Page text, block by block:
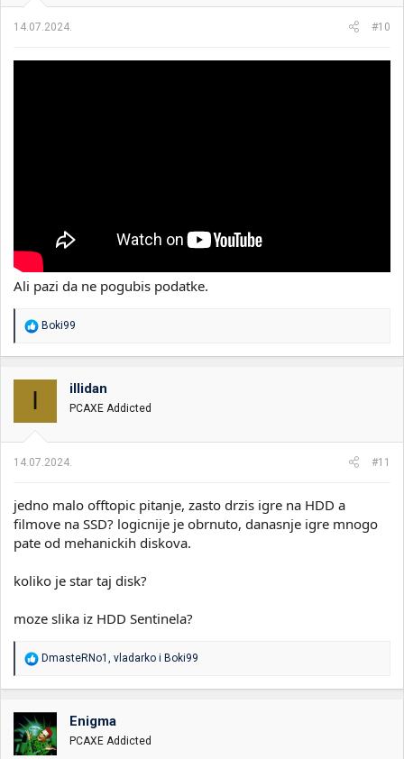
14.07.2024. #10
Ali pazi da ne pogubis podatke.
R
o
n
:
Boki99
I illidan
PCAXE Addicted
14.07.2024. #11
jedno malo offtopic pitanje, zasto drzis igre na HDD a
filmove na SSD? logicnije je obrnuto, danasnje igre mnogo
pate od mehanickih diskova.
koliko je star taj disk?
moze slika iz HDD Sentinela?
R
a
o
v
a
DmasteRNo1 , vladarko i Boki99
Enigma
PCAXE Addicted